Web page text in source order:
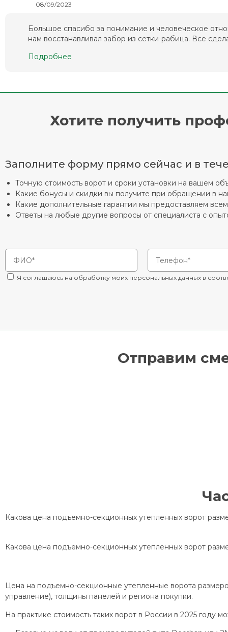
08/09/2023
Большое спасибо за понимание и человеческое
нам восстанавливал забор из сетки-рабица. Все
Подробнее
Хотите получить
Заполните форму прямо сейчас и в
Точную стоимость ворот и сроки установки на вашем
Какие бонусы и скидки вы получите при обращении в
Какие дополнительные гарантии мы предоставляем
Ответы на любые другие вопросы от специалиста с
Я соглашаюсь на обработку моих персональных данных в
Отправим
Какова цена подъемно-секционных утепленных ворот
Какова цена подъемно-секционных утепленных ворот
Цена на подъемно-секционные утепленные ворота
управление), толщины панелей и региона покупки.
На практике стоимость таких ворот в России в 2025 году